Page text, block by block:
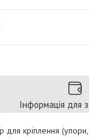
Інформація для
для кріплення